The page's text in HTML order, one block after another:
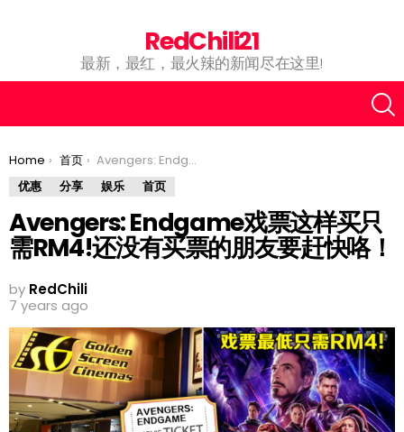
RedChili21
最新，最红，最火辣的新闻尽在这里!
You are here:
Home 首页
Avengers: Endgame戏票这样买只需RM4!还没有买票的朋友要赶快咯！
优惠
分享 娱乐 首页
Avengers: Endgame戏票这样买只
需RM4!还没有买票的朋友要赶快咯！
by RedChili
7 years ago